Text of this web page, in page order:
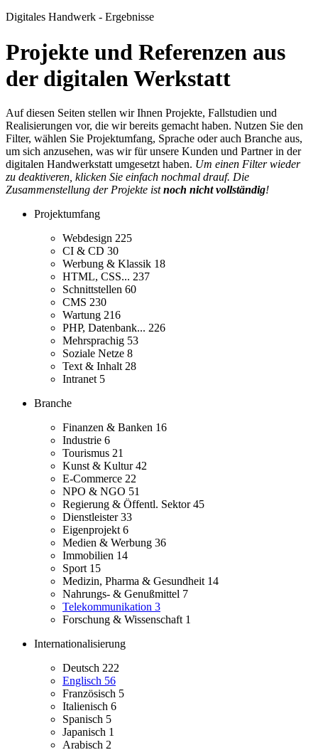
Digitales Handwerk - Ergebnisse
Projekte und Referenzen aus
der digitalen Werkstatt
Auf diesen Seiten stellen wir Ihnen Projekte, Fallstudien und
Realisierungen vor, die wir bereits gemacht haben. Nutzen Sie den
Filter, wählen Sie Projektumfang, Sprache oder auch Branche aus,
um sich anzusehen, was wir für unsere Kunden und Partner in der
digitalen Handwerkstatt umgesetzt haben. Um einen Filter wieder
zu deaktiveren, klicken Sie einfach nochmal drauf. Die
Zusammenstellung der Projekte istnoch nicht vollständig!
Projektumfang
Webdesign 225
CI & CD 30
Werbung & Klassik 18
HTML, CSS... 237
Schnittstellen 60
CMS 230
Wartung 216
PHP, Datenbank... 226
Mehrsprachig 53
Soziale Netze 8
Text & Inhalt 28
Intranet 5
Branche
Finanzen & Banken 16
Industrie 6
Tourismus 21
Kunst & Kultur42
E-Commerce 22
NPO & NGO 51
Regierung & Öffentl. Sektor45
Dienstleister33
Eigenprojekt 6
Medien & Werbung 36
Immobilien 14
Sport 15
Medizin, Pharma & Gesundheit 14
Nahrungs- & Genußmittel 7
Telekommunikation 3
Forschung & Wissenschaft 1
Internationalisierung
Deutsch 222
Englisch 56
Französisch 5
Italienisch 6
Spanisch 5
Japanisch 1
Arabisch 2